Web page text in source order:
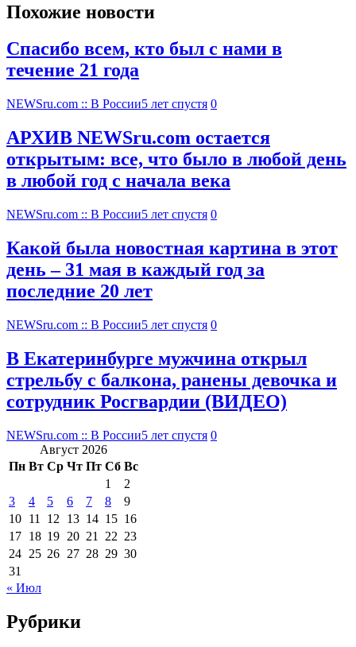
Похожие новости
Спасибо всем, кто был с нами в
течение 21 года
NEWSru.com :: В России5 лет спустя 0
АРХИВ NEWSru.com остается
открытым: все, что было в любой день
в любой год с начала века
NEWSru.com :: В России5 лет спустя 0
Какой была новостная картина в этот
день – 31 мая в каждый год за
последние 20 лет
NEWSru.com :: В России5 лет спустя 0
В Екатеринбурге мужчина открыл
стрельбу с балкона, ранены девочка и
сотрудник Росгвардии (ВИДЕО)
NEWSru.com :: В России5 лет спустя 0
Август 2026
Пн Вт Ср Чт Пт Сб Вс
1
2
3
4 5 6 7 8
9
10 11 12 13 14 15 16
17 18 19 20 21 22 23
24 25 26 27 28 29 30
31
« Июл
Рубрики